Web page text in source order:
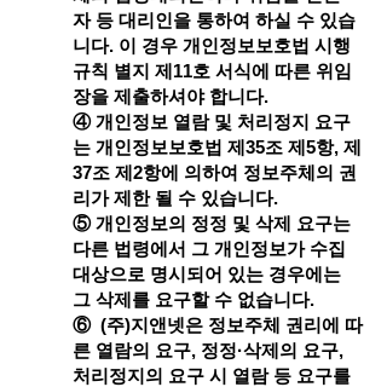
자 등 대리인을 통하여 하실 수 있습
니다. 이 경우 개인정보보호법 시행
규칙 별지 제11호 서식에 따른 위임
장을 제출하셔야 합니다.
④ 개인정보 열람 및 처리정지 요구
는 개인정보보호법 제35조 제5항, 제
37조 제2항에 의하여 정보주체의 권
리가 제한 될 수 있습니다.
⑤ 개인정보의 정정 및 삭제 요구는
다른 법령에서 그 개인정보가 수집
대상으로 명시되어 있는 경우에는
그 삭제를 요구할 수 없습니다.
⑥ (주)지앤넷은 정보주체 권리에 따
른 열람의 요구, 정정·삭제의 요구,
처리정지의 요구 시 열람 등 요구를